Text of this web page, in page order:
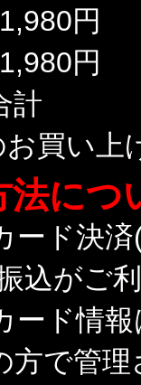
円
円
計
買い上
法につ
ード決
込がご
ード情
方で管